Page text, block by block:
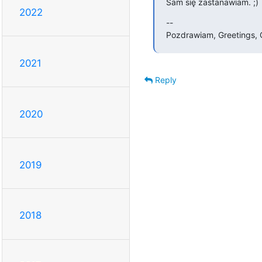
2022
2021
2020
2019
2018
--
Pozdrawiam, Greetings,
Reply